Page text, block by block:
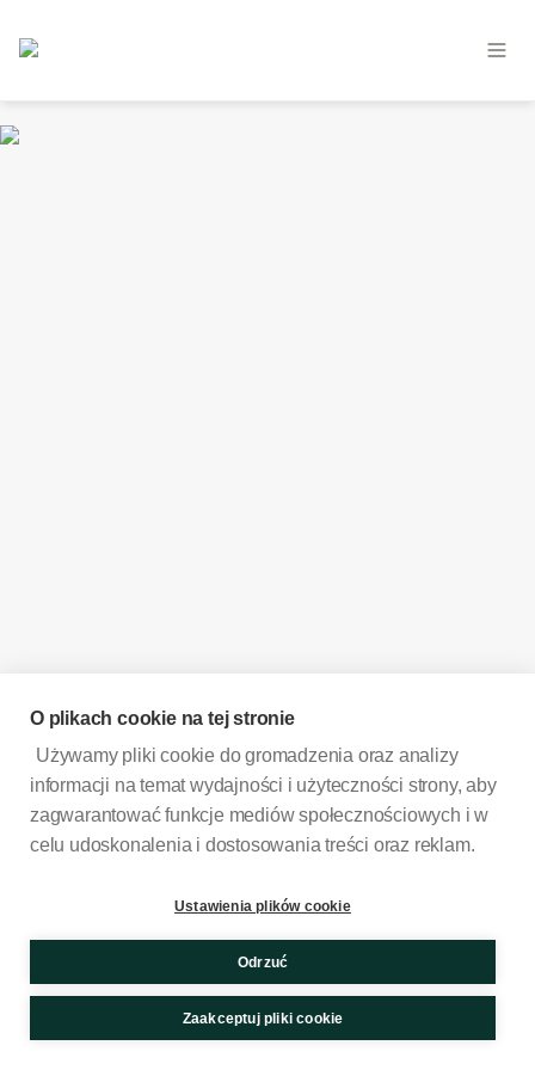
O plikach cookie na tej stronie
Używamy pliki cookie do gromadzenia oraz analizy
informacji na temat wydajności i użyteczności strony, aby
zagwarantować funkcje mediów społecznościowych i w
celu udoskonalenia i dostosowania treści oraz reklam.
Ustawienia plików cookie
Odrzuć
Zaakceptuj pliki cookie